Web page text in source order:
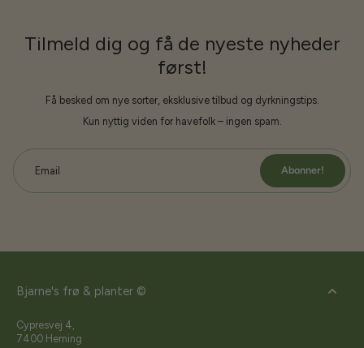
Tilmeld dig og få de nyeste nyheder
først!
Få besked om nye sorter, eksklusive tilbud og dyrkningstips.
Kun nyttig viden for havefolk – ingen spam.
Email Abonner!
Bjarne's frø & planter ©
Cypresvej 4,
7400 Herning